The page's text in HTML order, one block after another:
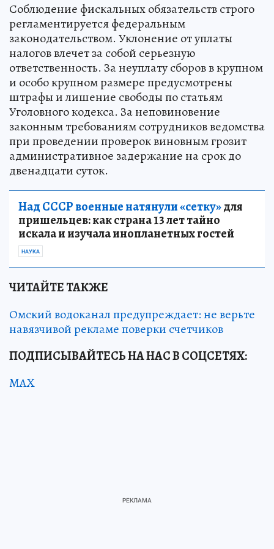
Соблюдение фискальных обязательств строго
регламентируется федеральным
законодательством. Уклонение от уплаты
налогов влечет за собой серьезную
ответственность. За неуплату сборов в крупном
и особо крупном размере предусмотрены
штрафы и лишение свободы по статьям
Уголовного кодекса. За неповиновение
законным требованиям сотрудников ведомства
при проведении проверок виновным грозит
административное задержание на срок до
двенадцати суток.
Над СССР военные натянули «сетку»для
пришельцев: как страна 13 лет тайно
искала и изучала инопланетных гостей
НАУКА
ЧИТАЙТЕ ТАКЖЕ
Омский водоканал предупреждает: не верьте
навязчивой рекламе поверки счетчиков
ПОДПИСЫВАЙТЕСЬ НА НАС В СОЦСЕТЯХ:
MAX